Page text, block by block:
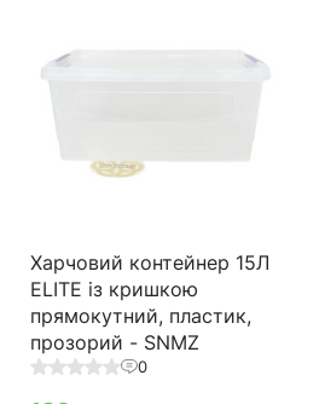
Харчовий контейнер 15Л
ELITE із кришкою
прямокутний, пластик,
прозорий - SNMZ
0